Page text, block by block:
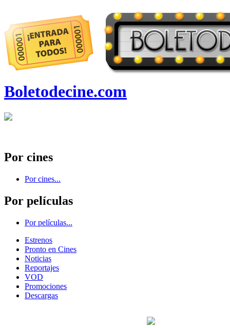
Boletodecine.com
Por cines
Por cines...
Por películas
Por películas...
Estrenos
Pronto en Cines
Noticias
Reportajes
VOD
Promociones
Descargas